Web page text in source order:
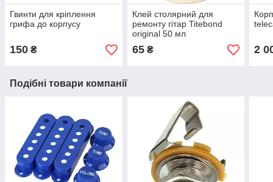
Гвинти для кріплення
грифа до корпусу
150 ₴
Клей столярний для
ремонту гітар Titebond
original 50 мл
65₴ 2
Подібні товари компанії